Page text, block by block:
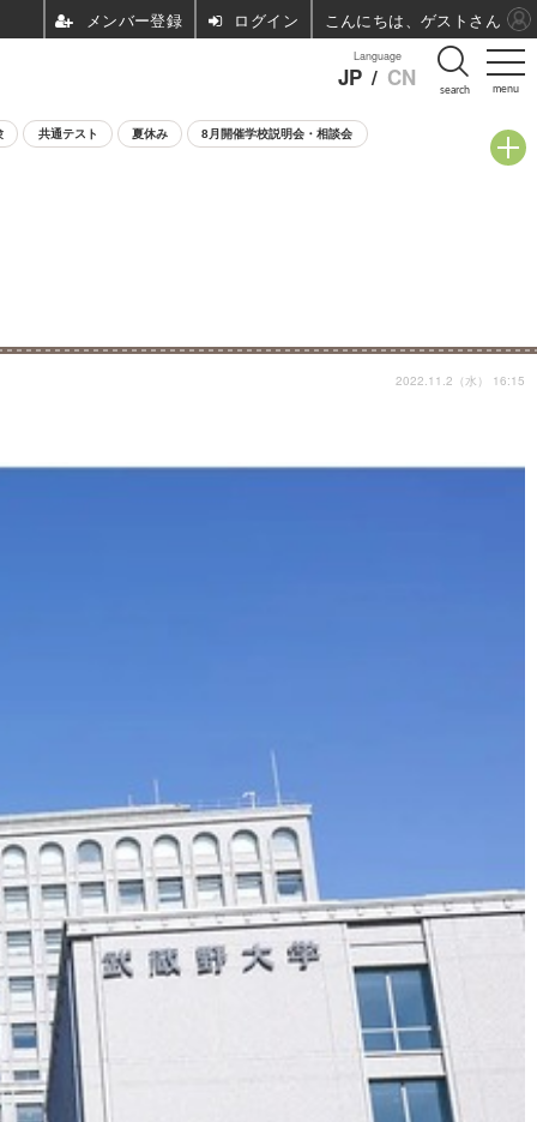
menu
Language
JP / CN search
共通テスト 夏休み 8月開催学校説明会・相談会
2022.11.2（水） 16:15
ログイン こんにちは、ゲストさん